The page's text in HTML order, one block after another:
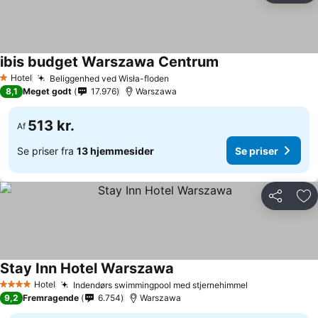
1 Stjerner
Hotel Beliggenhed ved Wisła-floden
ibis budget Warszawa Centrum
8,1 Meget godt 17.976 Warszawa
Af 513 kr.
Se priser fra 13 hjemmesider Se priser
Del
4 StjernerHotel Indendørs swimmingpool med stjernehimmel
Stay Inn Hotel Warszawa
9,2 Fremragende 6.754 Warszawa